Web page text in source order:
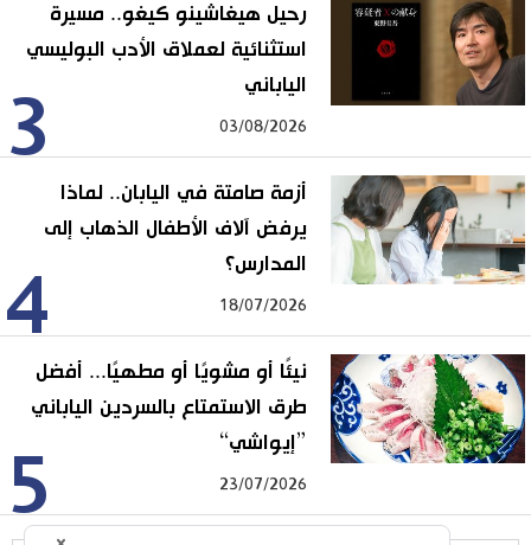
3
رحيل هيغاشينو كيغو.. مسيرة
استثنائية لعملاق الأدب البوليسي
الياباني
03/08/2026
4
أزمة صامتة في اليابان.. لماذا
يرفض آلاف الأطفال الذهاب إلى
المدارس؟
18/07/2026
5
نيئًا أو مشويًا أو مطهيًا... أفضل
طرق الاستمتاع بالسردين الياباني
”إيواشي“
23/07/2026